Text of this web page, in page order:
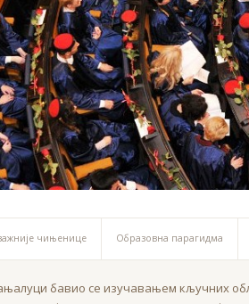
чињенице Образовна парагидма
бавио се изучавањем кључних